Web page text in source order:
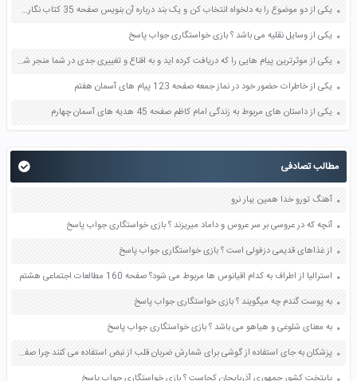
یکی از دو موضوع را به دلخواه انتخاب کن و یک بند درباره آن بنویس صفحه 35 کتاب نگارش فارسی سوم
یکی از وسایل نقلیه می باشد ؟ بازی خواستگاری جواب پاسخ
یکی از موثرترین پیام هایی را که دریافت کرده اید و به اقناع و تغییری جدی در شما منجر شده است برسی کنید و علت این تاثیر گذاری قابل توجه را بنویسید صفحه 52 تفکر و سواد رسانه ای دهم
یکی از خاطرات حضور خود در نماز جمعه صفحه 123 پیام های آسمان هفتم
یکی از داستان های مربوط به زندگی امام کاظم صفحه 45 هدیه های آسمان چهارم
مطالب تصادفی
آهنگ تورو خدا همین یبار نرو
آنچه که در عروسی بر سر عروس و داماد میریزند ؟ بازی خواستگاری جواب پاسخ
از غذاهای قدیمی دزفولی است ؟ بازی خواستگاری جواب پاسخ
استرالیا از اطراف به کدام اقیانوس ها مربوط می شود؟ صفحه 160 مطالعات اجتماعی هشتم
به پوست گندم چه میگویند ؟ بازی خواستگاری جواب پاسخ
به معنای شلوغی و هیاهو می باشد ؟ بازی خواستگاری جواب پاسخ
پزشکان به جای استفاده از گوشی برای شمارش ضربان قلب از نبض استفاده می کنند چرا صفحه 122 علوم هفتم